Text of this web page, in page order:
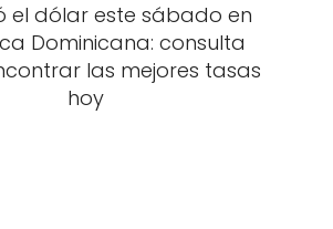
el dólar este sábado en
Dominicana: consulta
las mejores tasas
hoy